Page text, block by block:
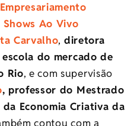
Ao Vivo
Carvalho, diretora
do mercado de
Rio, e com supervisão
, professor do Mestrado
Economia Criativa da
contou com a